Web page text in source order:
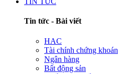
Tin tức - Bài viết
HAC
Tài chính chứng khoán
Ngân hàng
Bất động sản